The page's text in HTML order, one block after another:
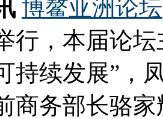
博鳌亚洲论坛
行，本届论
持续发展”，
商务部长骆